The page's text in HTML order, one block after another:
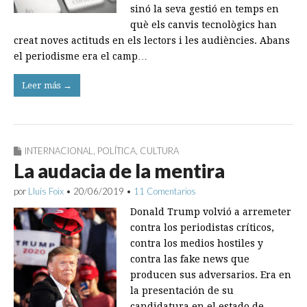
sinó la seva gestió en temps en
què els canvis tecnològics han
creat noves actituds en els lectors i les audiències. Abans
el periodisme era el camp…
Leer más →
INTERNACIONAL, POLÍTICA, CULTURA
La audacia de la mentira
por Lluís Foix • 20/06/2019 • 11 Comentarios
Donald Trump volvió a arremeter
contra los periodistas críticos,
contra los medios hostiles y
contra las fake news que
producen sus adversarios. Era en
la presentación de su